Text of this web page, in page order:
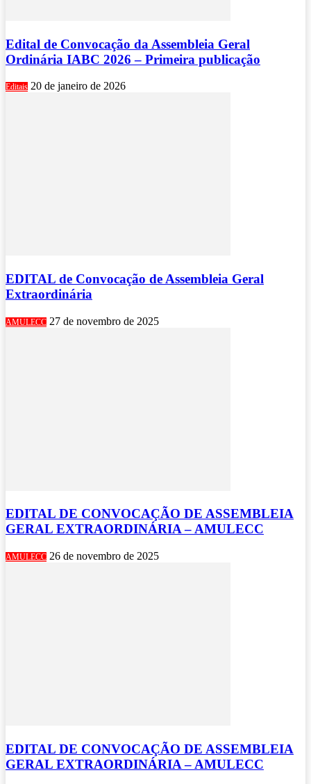
Edital de Convocação da Assembleia Geral
Ordinária IABC 2026 – Primeira publicação
Editais 20 de janeiro de 2026
EDITAL de Convocação de Assembleia Geral
Extraordinária
AMULECC 27 de novembro de 2025
EDITAL DE CONVOCAÇÃO DE ASSEMBLEIA
GERAL EXTRAORDINÁRIA – AMULECC
AMULECC 26 de novembro de 2025
EDITAL DE CONVOCAÇÃO DE ASSEMBLEIA
GERAL EXTRAORDINÁRIA – AMULECC